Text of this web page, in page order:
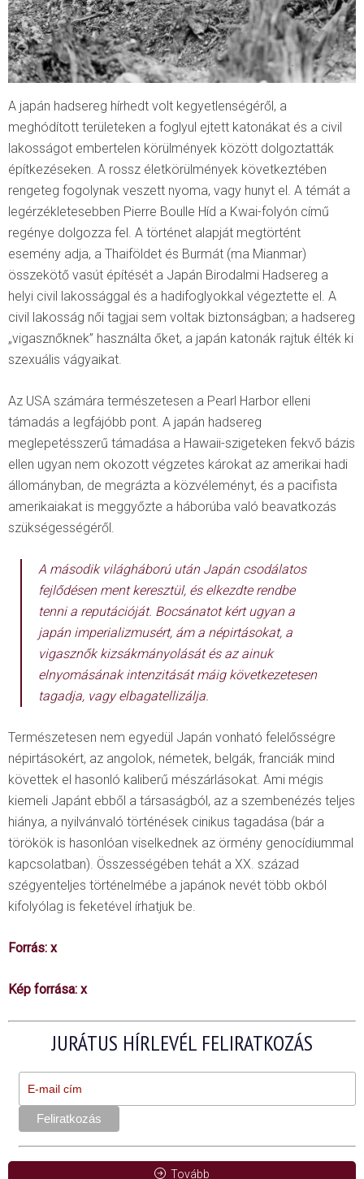
A japán hadsereg hírhedt volt kegyetlenségéről, a
meghódított területeken a foglyul ejtett katonákat és a civil
lakosságot embertelen körülmények között dolgoztatták
építkezéseken. A rossz életkörülmények következtében
rengeteg fogolynak veszett nyoma, vagy hunyt el. A témát a
legérzékletesebben Pierre Boulle Híd a Kwai-folyón című
regénye dolgozza fel. A történet alapját megtörtént
esemény adja, a Thaiföldet és Burmát (ma Mianmar)
összekötő vasút építését a Japán Birodalmi Hadsereg a
helyi civil lakossággal és a hadifoglyokkal végeztette el. A
civil lakosság női tagjai sem voltak biztonságban; a hadsereg
„vigasznőknek” használta őket, a japán katonák rajtuk élték ki
szexuális vágyaikat.
Az USA számára természetesen a Pearl Harbor elleni
támadás a legfájóbb pont. A japán hadsereg
meglepetésszerű támadása a Hawaii-szigeteken fekvő bázis
ellen ugyan nem okozott végzetes károkat az amerikai hadi
állományban, de megrázta a közvéleményt, és a pacifista
amerikaiakat is meggyőzte a háborúba való beavatkozás
szükségességéről.
A második világháború után Japán csodálatos
fejlődésen ment keresztül, és elkezdte rendbe
tenni a reputációját. Bocsánatot kért ugyan a
japán imperializmusért, ám a népirtásokat, a
vigasznők kizsákmányolását és az ainuk
elnyomásának intenzitását máig következetesen
tagadja, vagy elbagatellizálja.
Természetesen nem egyedül Japán vonható felelősségre
népirtásokért, az angolok, németek, belgák, franciák mind
követtek el hasonló kaliberű mészárlásokat. Ami mégis
kiemeli Japánt ebből a társaságból, az a szembenézés teljes
hiánya, a nyilvánvaló történések cinikus tagadása (bár a
törökök is hasonlóan viselkednek az örmény genocídiummal
kapcsolatban). Összességében tehát a XX. század
szégyenteljes történelmébe a japánok nevét több okból
kifolyólag is feketével írhatjuk be.
Forrás: x
Kép forrása: x
JURÁTUS HÍRLEVÉL FELIRATKOZÁS
Tovább